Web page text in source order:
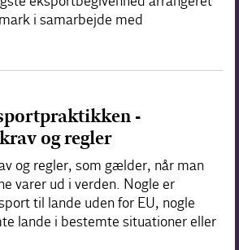
i samarbejde med
-
og regler
og regler, som gælder, når man
varer ud i verden. Nogle er
til lande uden for EU, nogle
lande i bestemte situationer eller